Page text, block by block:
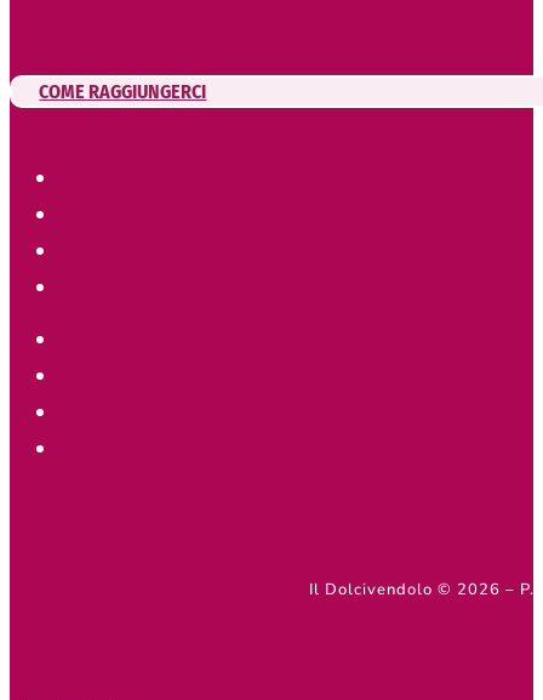
COME RAGGIUNGERCI
Il Dolcivendolo © 2026 –